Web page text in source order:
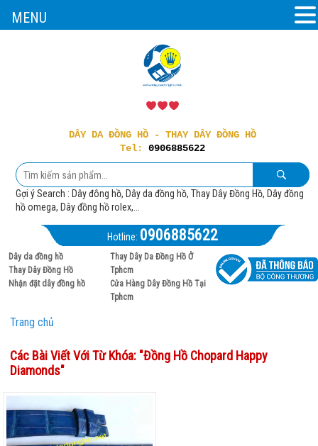
DÂY DA ĐỒNG HỒ - THAY DÂY ĐỒNG HỒ
Tel: 0906885622
Gợi ý Search : Dây đông hồ, Dây da đồng hồ, Thay Dây Đồng Hồ, Dây đồng
hồ omega, Dây đồng hồ rolex,...
Hotline: 0906885622
Dây da đồng hồ
Thay Dây Đồng Hồ
Nhận đặt dây đồng hồ
Thay Dây Da Đồng Hồ Ở
Tphcm
Cửa Hàng Dây Đồng Hồ Tại
Tphcm
Trang chủ
Các Bài Viết Với Từ Khóa: "Đồng Hồ Chopard Happy
Diamonds"
MENU